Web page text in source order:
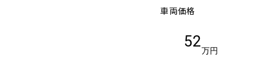
車両価格
52
万円